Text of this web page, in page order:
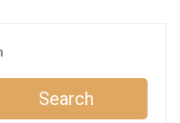
Search